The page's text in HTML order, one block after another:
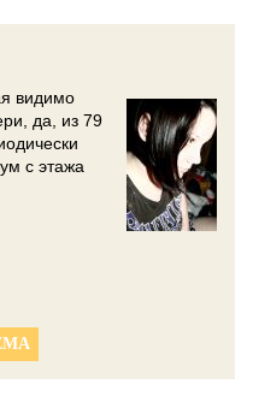
видимо
да, из 79
с этажа